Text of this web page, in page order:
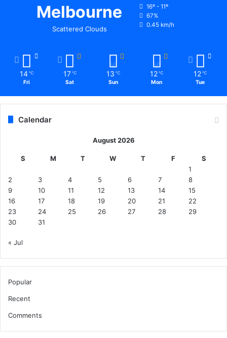
Melbourne
Scattered Clouds
16º - 11º
67%
0.45 km/h
14 ℃
Fri
17 ℃
Sat
13 ℃
Sun
12 ℃
Mon
12 ℃
Tue
Calendar
August 2026
S M T W T F
S
1
2
3 4 5 6 7
8
9
10 11 12 13 14
15
16
17 18 19 20 21
22
23
24 25 26 27 28
29
30
31
« Jul
Popular
Recent
Comments